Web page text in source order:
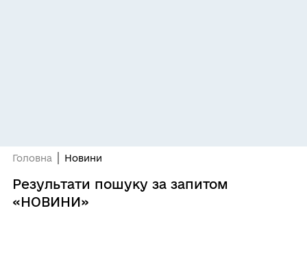
Головна Новини
Результати пошуку за запитом
«НОВИНИ»